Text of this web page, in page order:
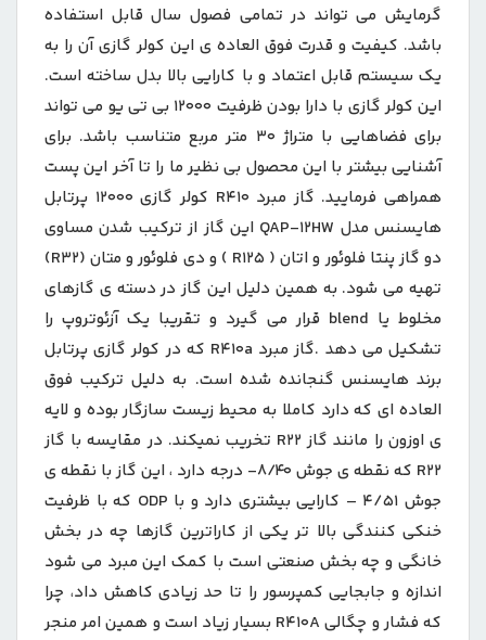
گرمایش می تواند در تمامی فصول سال قابل استفاده
باشد. کیفیت و قدرت فوق العاده ی این کولر گازی آن را به
یک سیستم قابل اعتماد و با کارایی بالا بدل ساخته است.
این کولر گازی با دارا بودن ظرفیت ۱۲۰۰۰ بی تی یو می تواند
برای فضاهایی با متراژ ۳۰ متر مربع متناسب باشد. برای
آشنایی بیشتر با این محصول بی نظیر ما را تا آخر این پست
همراهی فرمایید. گاز مبرد R۴۱۰ کولر گازی ۱۲۰۰۰ پرتابل
هایسنس مدل QAP-۱۲HW این گاز از ترکیب شدن مساوی
دو گاز پنتا فلوئور و اتان ( R۱۲۵ ) و دی فلوئور و متان (R۳۲)
تهیه می شود. به همین دلیل این گاز در دسته ی گازهای
مخلوط یا blend قرار می گیرد و تقریبا یک آزئوتروپ را
تشکیل می دهد .گاز مبرد R۴۱۰a که در کولر گازی پرتابل
برند هایسنس گنجانده شده است. به دلیل ترکیب فوق
العاده ای که دارد کاملا به محیط زیست سازگار بوده و لایه
ی اوزون را مانند گاز R۲۲ تخریب نمیکند. در مقایسه با گاز
R۲۲ که نقطه ی جوش ۸/۴۰- درجه دارد ، این گاز با نقطه ی
جوش ۴/۵۱ – کارایی بیشتری دارد و با ODP که با ظرفیت
خنکی کنندگی بالا تر یکی از کاراترین گازها چه در بخش
خانگی و چه بخش صنعتی است با کمک این مبرد می شود
اندازه و جابجایی کمپرسور را تا حد زیادی کاهش داد، چرا
که فشار و چگالی R۴۱۰A بسیار زیاد است و همین امر منجر